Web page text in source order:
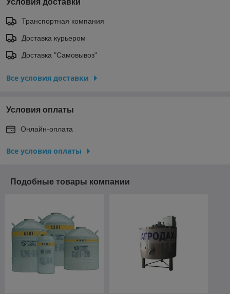
Транспортная компания
Доставка курьером
Доставка "Самовывоз"
Все условия доставки
Условия оплаты
Онлайн-оплата
Все условия оплаты
Подобные товары компании